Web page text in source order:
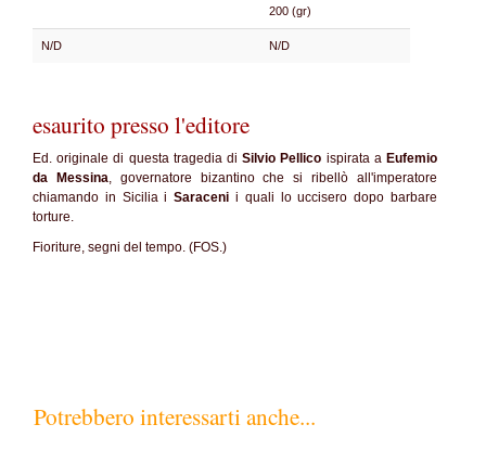
200 (gr)
N/D N/D
esaurito presso l'editore
Ed. originale di questa tragedia diSilvio Pellico ispirata a Eufemio
da Messina, governatore bizantino che si ribellò all'imperatore
chiamando in Sicilia i Saraceni i quali lo uccisero dopo barbare
torture.
Fioriture, segni del tempo. (FOS.)
Potrebbero interessarti anche...